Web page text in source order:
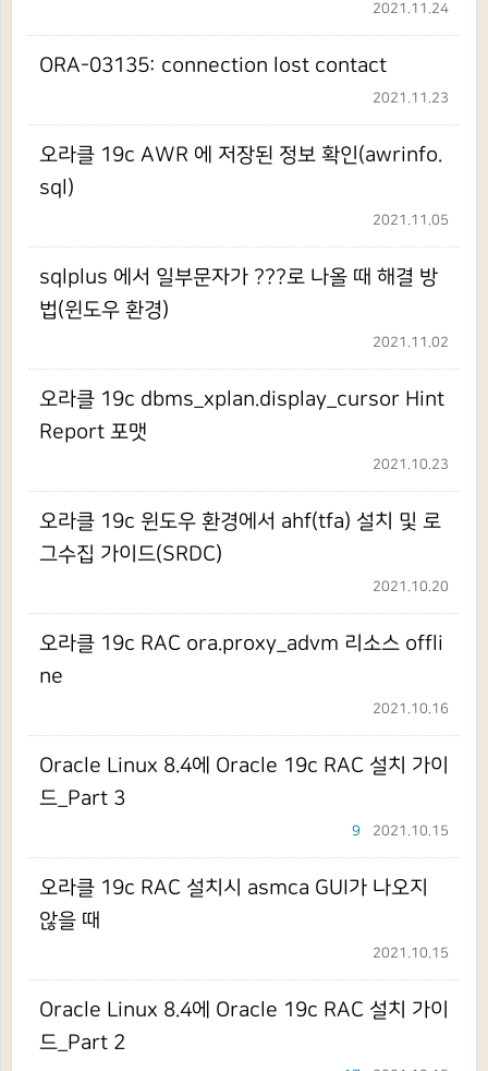
2021.11.24
ORA-03135: connection lost contact
2021.11.23
오라클 19c AWR 에 저장된 정보 확인(awrinfo.
sql)
2021.11.05
sqlplus 에서 일부문자가 ???로 나올 때 해결 방
법(윈도우 환경)
2021.11.02
오라클 19c dbms_xplan.display_cursor Hint
Report 포맷
2021.10.23
오라클 19c 윈도우 환경에서 ahf(tfa) 설치 및 로
그수집 가이드(SRDC)
2021.10.20
오라클 19c RAC ora.proxy_advm 리소스 offli
ne
2021.10.16
Oracle Linux 8.4에 Oracle 19c RAC 설치 가이
드_Part 3
2021.10.15
9
오라클 19c RAC 설치시 asmca GUI가 나오지
않을 때
2021.10.15
Oracle Linux 8.4에 Oracle 19c RAC 설치 가이
드_Part 2